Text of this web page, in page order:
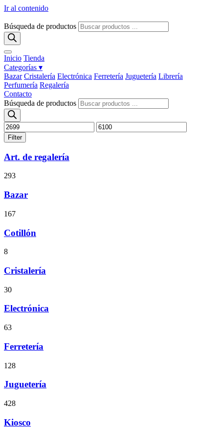
Ir al contenido
Búsqueda de productos
Inicio Tienda
Categorías ▾
Bazar Cristalería Electrónica Ferretería Juguetería Librería
Perfumería Regalería
Contacto
Búsqueda de productos
Filter
Art. de regalería
293
Bazar
167
Cotillón
8
Cristalería
30
Electrónica
63
Ferretería
128
Juguetería
428
Kiosco